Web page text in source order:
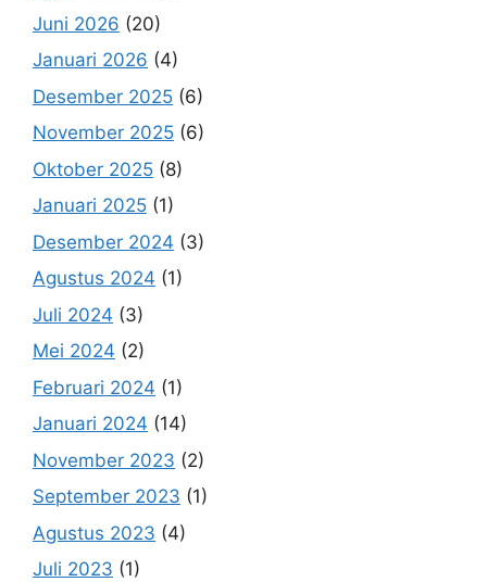
Juni 2026 (20)
Januari 2026 (4)
Desember 2025 (6)
November 2025 (6)
Oktober 2025 (8)
Januari 2025 (1)
Desember 2024 (3)
Agustus 2024 (1)
Juli 2024 (3)
Mei 2024 (2)
Februari 2024 (1)
Januari 2024 (14)
November 2023 (2)
September 2023 (1)
Agustus 2023 (4)
Juli 2023 (1)